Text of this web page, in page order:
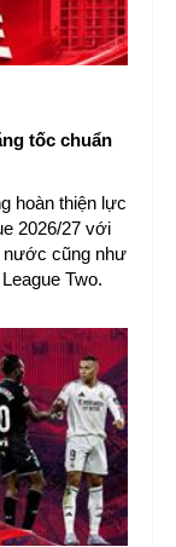
tốc chuẩn
hoàn thiện lực
2026/27 với
nước cũng như
Two.